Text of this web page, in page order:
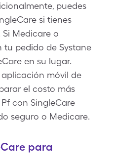
puedes
si tienes
Medicare o
pedido de Systane
en su lugar.
móvil de
el costo más
con SingleCare
seguro o Medicare.
para